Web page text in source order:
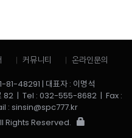
커뮤니티 온라인문의
81-48291 | 대표자 : 이명석
로 82 | Tel : 032-555-8682 | Fax :
sinsin@spc777.kr
Rights Reserved.